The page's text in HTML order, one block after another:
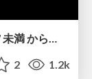
2 1.2k